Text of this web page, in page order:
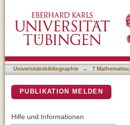
Universitätsbibliographie → 7
PUBLIKATION MELDEN
Hilfe und Informationen